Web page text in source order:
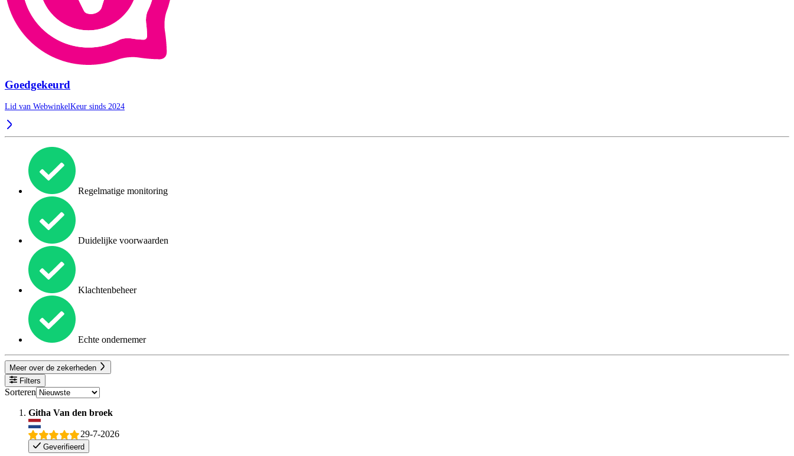
Goedgekeurd
Lid van WebwinkelKeur sinds 2024
Regelmatige monitoring
Duidelijke voorwaarden
Klachtenbeheer
Echte ondernemer
Meer over de zekerheden
Filters
Sorteren
Githa Van den broek
29-7-2026
Geverifieerd